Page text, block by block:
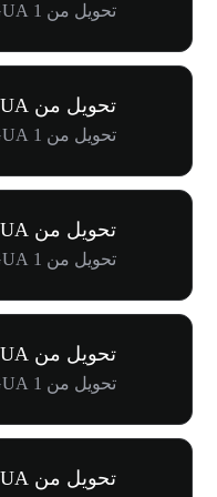
تحويل من 1 GUA إلى €0.0304
تحويل من GUA إلى CAD
تحويل من 1 GUA إلى C$0.0490
تحويل من GUA إلى INR
تحويل من 1 GUA إلى ₹3.34
تحويل من GUA إلى JPY
تحويل من 1 GUA إلى 円5.54
تحويل من GUA إلى BRL